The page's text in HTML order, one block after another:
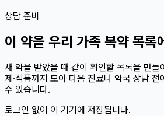
상담 준비
이 약을 우리 가족 복약 목록
새 약을 받았을 때 같이 확인할 목록을 만들
제·식품까지 모아 다음 진료나 약국 상담
수 있습니다.
로그인 없이 이 기기에 저장됩니다.